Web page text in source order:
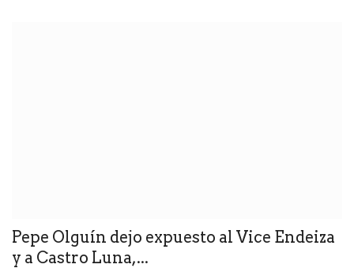
Pepe Olguín dejo expuesto al Vice Endeiza
y a Castro Luna,...